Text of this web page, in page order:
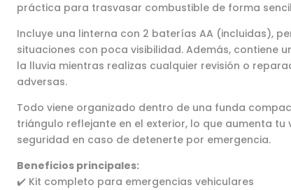
práctica para trasvasar combustible de forma
Incluye una linterna con 2 baterías AA (incluidas),
situaciones con poca visibilidad. Además, contiene
la lluvia mientras realizas cualquier revisión o
adversas.
Todo viene organizado dentro de una funda
triángulo reflejante en el exterior, lo que aumenta
seguridad en caso de detenerte por emergencia.
Beneficios principales:
✔️ Kit completo para emergencias vehiculares